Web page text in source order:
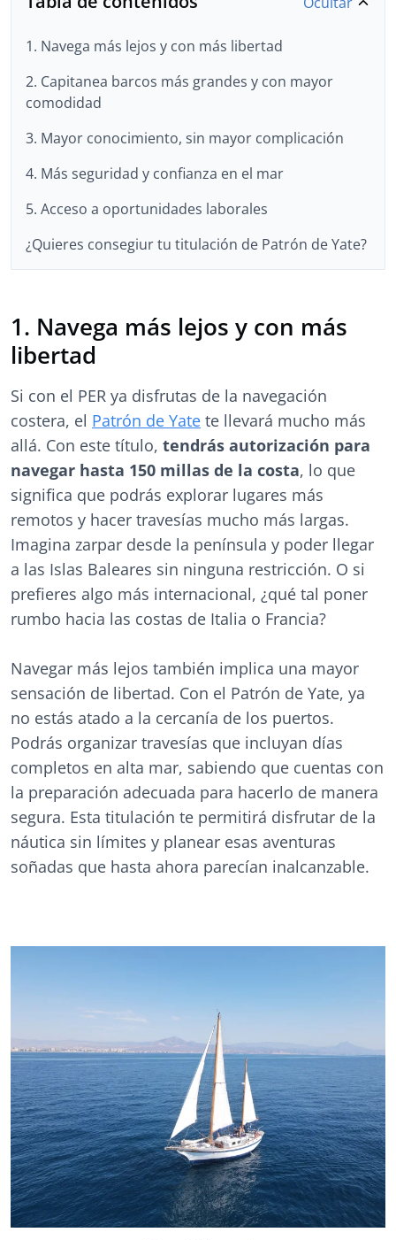
1. Navega más lejos y con más libertad
2. Capitanea barcos más grandes y con mayor
comodidad
3. Mayor conocimiento, sin mayor complicación
4. Más seguridad y confianza en el mar
5. Acceso a oportunidades laborales
¿Quieres consegiur tu titulación de Patrón de Yate?
1. Navega más lejos y con más
libertad
Si con el PER ya disfrutas de la navegación
costera, el Patrón de Yate te llevará mucho más
allá. Con este título, tendrás autorización para
navegar hasta 150 millas de la costa, lo que
significa que podrás explorar lugares más
remotos y hacer travesías mucho más largas.
Imagina zarpar desde la península y poder llegar
a las Islas Baleares sin ninguna restricción. O si
prefieres algo más internacional, ¿qué tal poner
rumbo hacia las costas de Italia o Francia?
Navegar más lejos también implica una mayor
sensación de libertad. Con el Patrón de Yate, ya
no estás atado a la cercanía de los puertos.
Podrás organizar travesías que incluyan días
completos en alta mar, sabiendo que cuentas con
la preparación adecuada para hacerlo de manera
segura. Esta titulación te permitirá disfrutar de la
náutica sin límites y planear esas aventuras
soñadas que hasta ahora parecían inalcanzable.